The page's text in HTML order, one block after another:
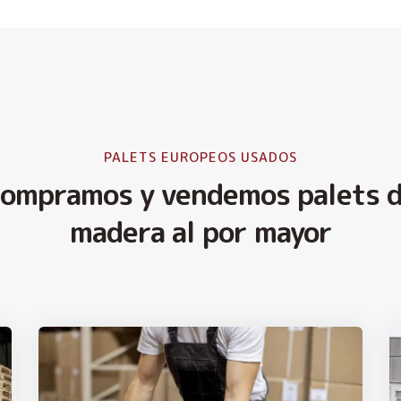
PALETS EUROPEOS USADOS
y vendemos palets
madera al por mayor